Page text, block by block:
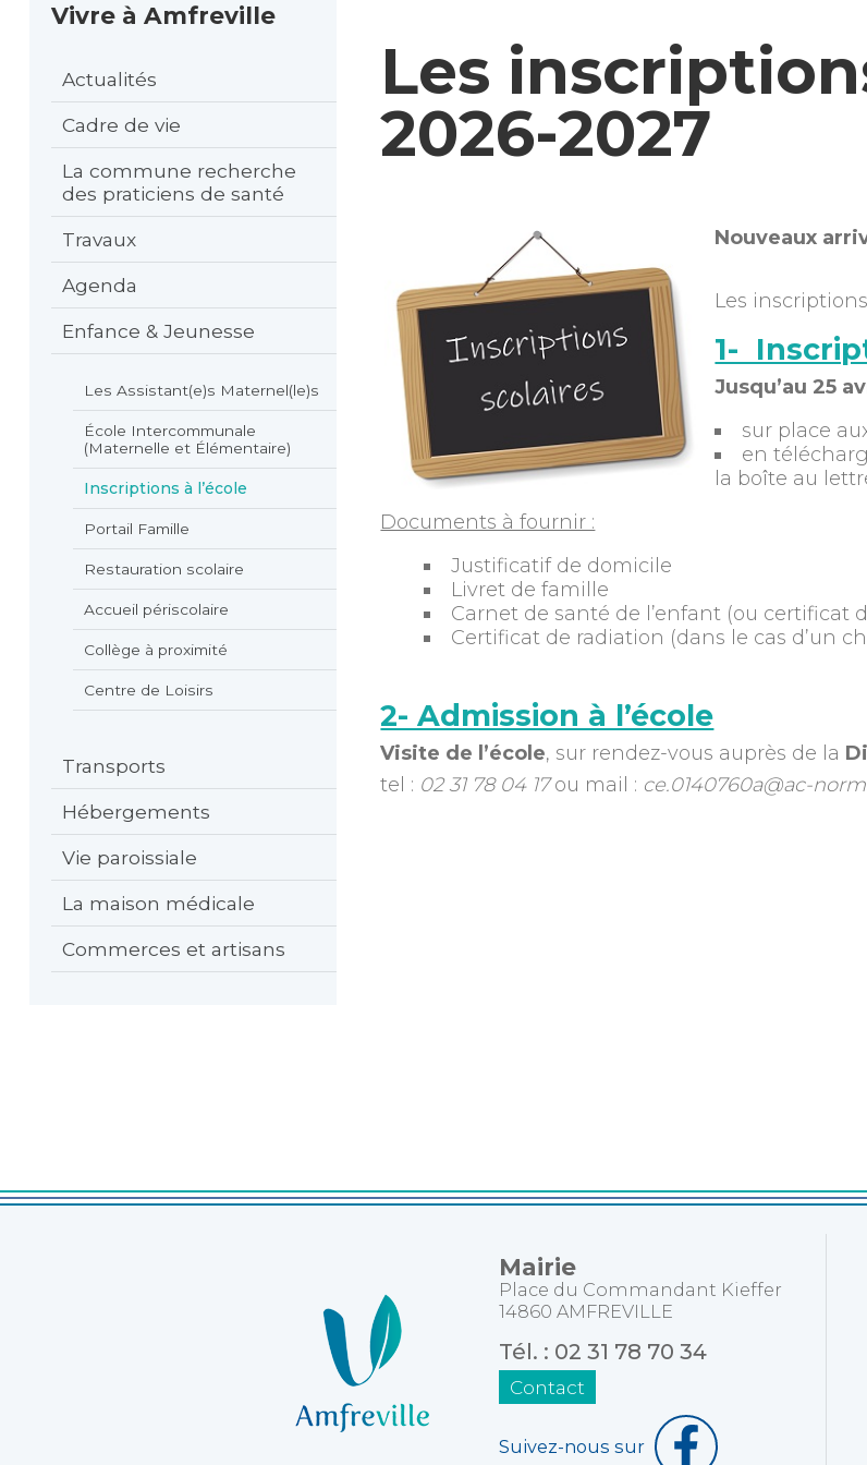
Vivre à Amfreville
Actualités
Cadre de vie
La commune recherche
des praticiens de santé
Travaux
Agenda
Enfance & Jeunesse
Les Assistant(e)s Maternel(le)s
École Intercommunale
(Maternelle et Élémentaire)
Inscriptions à l’école
Portail Famille
Restauration scolaire
Accueil périscolaire
Collège à proximité
Centre de Loisirs
Transports
Hébergements
Vie paroissiale
La maison médicale
Commerces et artisans
Les
2026-2027
Nouveaux
Les
1-
Jusqu’au 25
sur place
en
la boîte au
Documents à fournir :
Justificatif de domicile
Livret de famille
Carnet de santé de l’enfant (ou certificat
Certificat de radiation (dans le cas d’un
2- Admission à l’école
Visite de l’école, sur rendez-vous auprès de la
tel : 02 31 78 04 17ou mail : ce.0140760a@ac-
Mairie
Place du Commandant Kieffer
14860 AMFREVILLE
Tél. : 02 31 78 70 34
Contact
Suivez-nous sur